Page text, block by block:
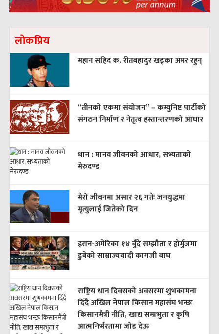
लाेकप्रिय
महान सहिद क. रीतबहादुर खड्‌का अमर रहुन्
“तीनको एकमा संयोजन” – कम्युनिष्ट पार्टीको
संगठन निर्माण र नेतृत्व हस्तान्तरणको आधार
धान : मानव जीवनको आधार, सभ्यताको
मेरुदण्ड
मेरो जीवनमा असार २६ गतेः जनयुद्धमा
मृत्युलाई जितेको दिन
इरान-अमेरिका १४ बुँदे सम्झौता र होर्मुजमा
डुबेको साम्राज्यवादी कागजी बाघ
राष्ट्रिय धान दिवसको अवसरमा शुभकामना
दिँदै अखिल नेपाल किसान महासंघ भन्छः
किसानमैत्री नीति, खाद्य सम्प्रभुता र कृषि
आत्मनिर्भरतामा जोड देऊ